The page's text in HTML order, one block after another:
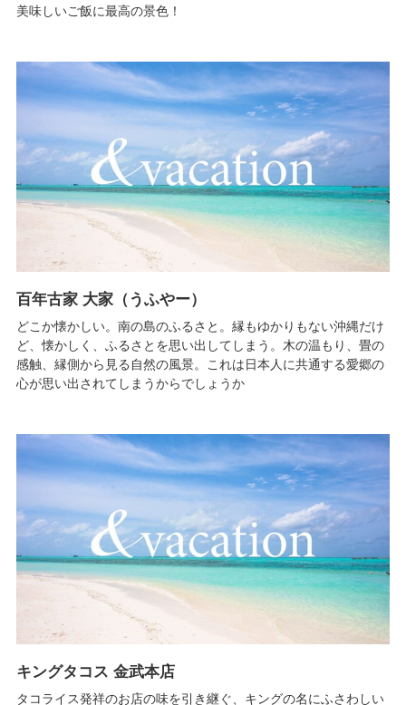
美味しいご飯に最高の景色！
百年古家 大家（うふやー）
どこか懐かしい。南の島のふるさと。縁もゆかりもない沖縄だけ
ど、懐かしく、ふるさとを思い出してしまう。木の温もり、畳の
感触、縁側から見る自然の風景。これは日本人に共通する愛郷の
心が思い出されてしまうからでしょうか
キングタコス 金武本店
タコライス発祥のお店の味を引き継ぐ、キングの名にふさわしい